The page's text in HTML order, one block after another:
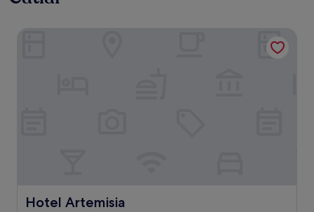
Hotel Artemisia
Hotel Artemisia